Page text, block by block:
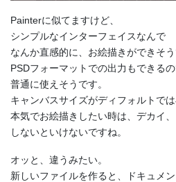
Painterに似てますけど、
シンプルなインターフェイスなんで
なんか直感的に、お絵描きができそう
PSDフォーマットでの出力もできる
普通に使えそうです。
キャンバスサイズがディフォルトで
本気でお絵描きしたい時は、デカイ
しないといけないですね。
オッと、違うみたい。
新しいファイルを作ると、ドキュメ